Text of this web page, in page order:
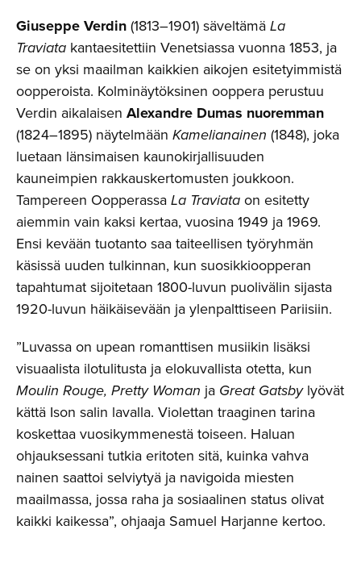
Giuseppe Verdin(1813–1901) säveltämäLa
Traviata kantaesitettiin Venetsiassa vuonna 1853, ja
se on yksi maailman kaikkien aikojen esitetyimmistä
oopperoista. Kolminäytöksinen ooppera perustuu
Verdin aikalaisen Alexandre Dumas nuoremman
(1824–1895) näytelmään Kamelianainen (1848), joka
luetaan länsimaisen kaunokirjallisuuden
kauneimpien rakkauskertomusten joukkoon.
Tampereen OopperassaLa Traviataon esitetty
aiemmin vain kaksi kertaa, vuosina 1949 ja 1969.
Ensi kevään tuotanto saa taiteellisen työryhmän
käsissä uuden tulkinnan, kun suosikkioopperan
tapahtumat sijoitetaan 1800-luvun puolivälin sijasta
1920-luvun häikäisevään ja ylenpalttiseen Pariisiin.
”Luvassa on upean romanttisen musiikin lisäksi
visuaalista ilotulitusta ja elokuvallista otetta, kun
Moulin Rouge, Pretty Woman ja Great Gatsbylyövät
kättä Ison salin lavalla. Violettan traaginen tarina
koskettaa vuosikymmenestä toiseen. Haluan
ohjauksessani tutkia eritoten sitä, kuinka vahva
nainen saattoi selviytyä ja navigoida miesten
maailmassa, jossa raha ja sosiaalinen status olivat
kaikki kaikessa”, ohjaaja Samuel Harjanne kertoo.